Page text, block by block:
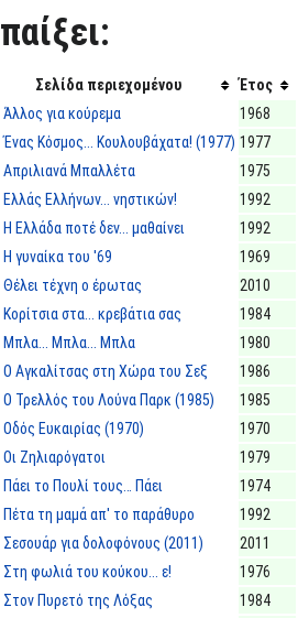
παίξει:
Σελίδα περιεχομένου
Έτος
Άλλος για κούρεμα
1968
Ένας Κόσμος... Κουλουβάχατα! (1977) 1977
Απριλιανά Μπαλλέτα
1975
Ελλάς Ελλήνων... νηστικών!
1992
Η Ελλάδα ποτέ δεν... μαθαίνει
1992
Η γυναίκα του '69
1969
Θέλει τέχνη ο έρωτας
2010
Κορίτσια στα... κρεβάτια σας
1984
Μπλα... Μπλα... Μπλα
1980
Ο Αγκαλίτσας στη Χώρα του Σεξ
1986
Ο Τρελλός του Λούνα Παρκ (1985)
1985
Οδός Ευκαιρίας (1970)
1970
Οι Ζηλιαρόγατοι
1979
Πάει το Πουλί τους… Πάει
1974
Πέτα τη μαμά απ' το παράθυρο
1992
Σεσουάρ για δολοφόνους (2011)
2011
Στη φωλιά του κούκου... ε!
1976
Στον Πυρετό της Λόξας
1984